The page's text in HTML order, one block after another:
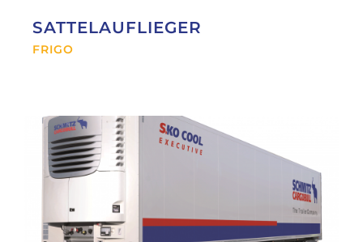
SATTELAUFLIEGER
FRIGO